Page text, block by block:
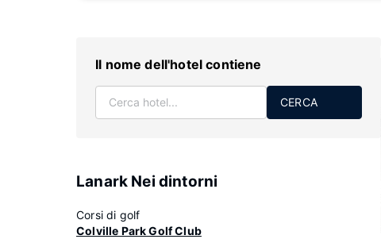
Il nome dell'hotel contiene
CERCA
Lanark Nei dintorni
Corsi di golf
Colville Park Golf Club